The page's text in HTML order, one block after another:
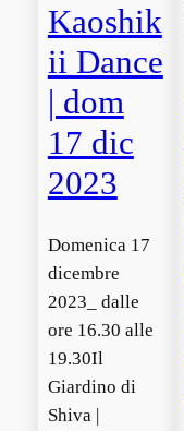
Kaoshik
ii Dance
| dom
17 dic
2023
Domenica 17
dicembre
2023_ dalle
ore 16.30 alle
19.30Il
Giardino di
Shiva |